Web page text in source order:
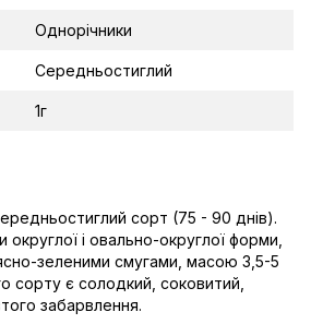
Однорічники
Середньостиглий
1г
сорт (75 - 90 днів).
і овально-округлої форми,
зеленими смугами, масою 3,5-5
сорту є солодкий, соковитий,
забарвлення.